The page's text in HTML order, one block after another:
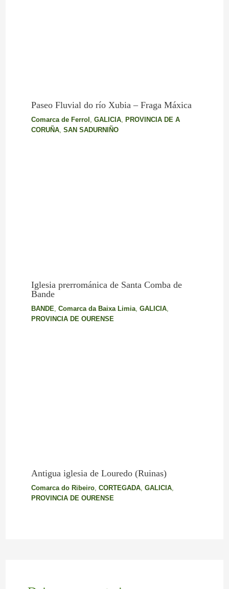
Paseo Fluvial do río Xubia – Fraga Máxica
Comarca de Ferrol , GALICIA, PROVINCIA DE A
CORUÑA, SAN SADURNIÑO
Iglesia prerrománica de Santa Comba de
Bande
BANDE Comarca da Baixa Limia, GALICIA,
PROVINCIA DE OURENSE
Antigua iglesia de Louredo (Ruinas)
Comarca do Ribeiro, CORTEGADA, GALICIA,
PROVINCIA DE OURENSE